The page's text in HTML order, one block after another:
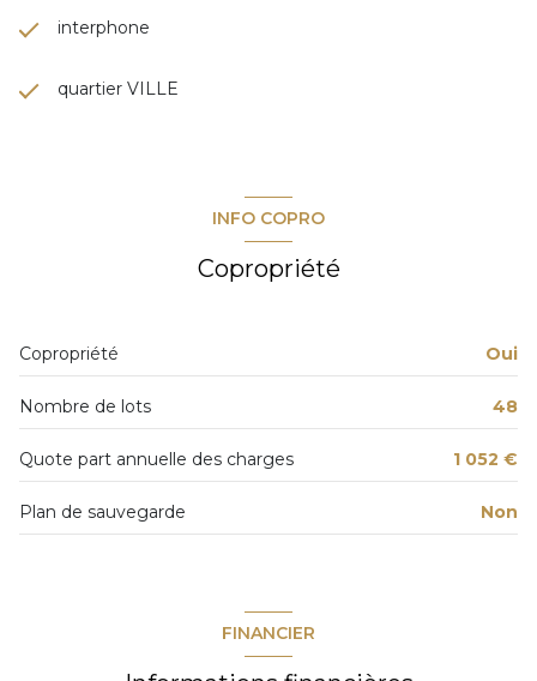
interphone
quartier VILLE
INFO COPRO
Copropriété
Copropriété Oui
Nombre de lots 48
Quote part annuelle des charges 1 052 €
Plan de sauvegarde Non
FINANCIER